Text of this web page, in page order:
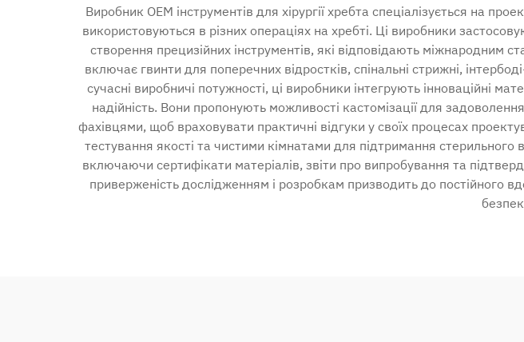
ІМПЛАНТІВ
Виробник OEM інструментів для хірургії хребта спеціалізується на
використовуються в різних операціях на хребті. Ці виробники
створення прецизійних інструментів, які відповідають міжнародним
включає гвинти для поперечних відростків, спінальні стрижні,
сучасні виробничі потужності, ці виробники інтегрують інноваційні
надійність. Вони пропонують можливості кастомізації для
фахівцями, щоб враховувати практичні відгуки у своїх процесах
тестування якості та чистими кімнатами для підтримання
включаючи сертифікати матеріалів, звіти про випробування та
приверженість дослідженням і розробкам призводить до постійного